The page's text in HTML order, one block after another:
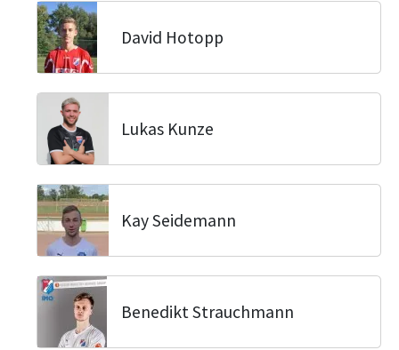
David Hotopp
Lukas Kunze
Kay Seidemann
Benedikt Strauchmann